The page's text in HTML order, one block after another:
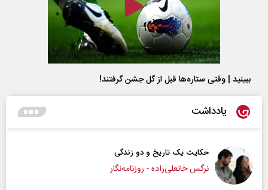
ببینید | وقتی ستاره‌ها قبل از گل جشن گرفتند!
یادداشت
حکایت یک تاریخ و دو زندگی
نرگس خانعلی‌زاده - روزنامه‌نگار